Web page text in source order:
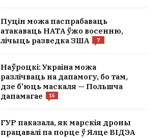
Пуцін можа паспрабаваць
атакаваць НАТА ўжо восенню,
лічыць разведка ЗША
7
Наўроцкі: Украіна можа
разлічваць на дапамогу, бо там,
дзе б'юць маскаля — Польшча
дапамагае
15
ГУР паказала, як марскія дроны
працавалі па порце ў Ялце ВІДЭА